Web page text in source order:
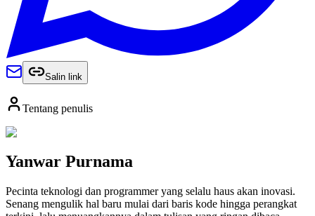
Salin link
Tentang penulis
Yanwar Purnama
Pecinta teknologi dan programmer yang selalu haus akan inovasi.
Senang mengulik hal baru mulai dari baris kode hingga perangkat